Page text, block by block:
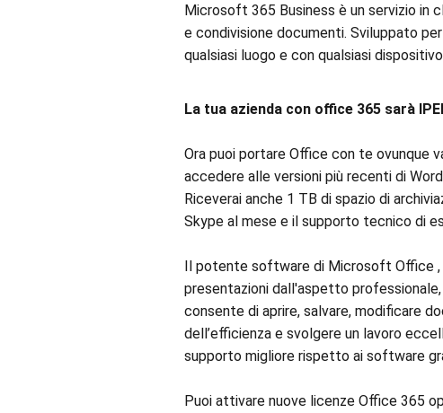
Microsoft 365 Business è un servizio in
e condivisione documenti. Sviluppato
qualsiasi luogo e con qualsiasi
La tua azienda con office 365 sarà
Ora puoi portare Office con te ovunque
accedere alle versioni più recenti di
Riceverai anche 1 TB di spazio di
Skype al mese e il supporto tecnico di
Il potente software di Microsoft Office ,
presentazioni dall'aspetto
consente di aprire, salvare, modificare
dell’efficienza e svolgere un lavoro
supporto migliore rispetto ai software
Puoi attivare nuove licenze Office 365